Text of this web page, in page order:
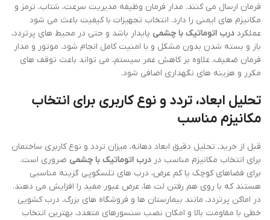
فرمان ارسال می کنند. مدار فرمان وظیفه مدیریت سرعت، شتاب، ترمز و
مکانیزم های ایمنی را دارد. انتخاب تجهیزات با کیفیت باعث می شود
عملکرد درب اتوماتیک با چشمی پایدار باشد و حتی در محیط های پرتردد،
باز و بسته شدن بدون مشکل و با امنیت کامل انجام شود. موتور و مدار
فرمان ضعیف، علاوه بر کاهش عمر سیستم، می تواند باعث توقف های
مکرر و هزینه های نگهداری اضافی شود.
تحلیل ابعاد، تردد و نوع کاربری برای انتخاب
مکانیزم مناسب
قبل از خرید، تحلیل دقیق ابعاد دهانه، میزان تردد و نوع کاربری ساختمان
برای انتخاب مکانیزم مناسب در درب اتوماتیک با چشمی ضروری است.
برای فضاهای کوچک یا کم عرض، درب های تلسکوپی گزینه مناسبی
هستند که با روی هم رفتن لت ها، عرض عبور مفید را افزایش می دهند.
در اماکن پرتردد، مانند بیمارستان ها و فروشگاه های بزرگ، درب کشویی
خطی با مقاومت بالا و امکان نصب سنسورهای متعدد، بهترین انتخاب